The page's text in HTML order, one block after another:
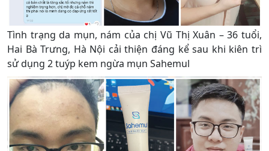
Tình trạng da mụn, nám của chị Vũ Thị Xuân – 36 tuổi,
Hai Bà Trưng, Hà Nội cải thiện đáng kể sau khi kiên trì
sử dụng 2 tuýp kem ngừa mụn Sahemul